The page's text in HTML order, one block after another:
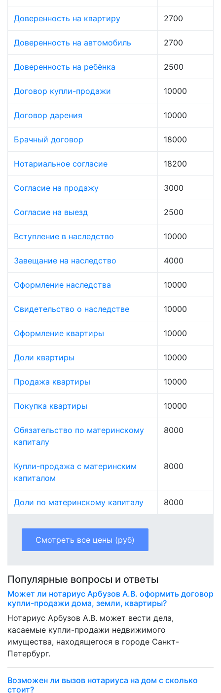
Доверенность на квартиру 2700
Доверенность на автомобиль 2700
Доверенность на ребёнка 2500
Договор купли-продажи 10000
Договор дарения 10000
Брачный договор 18000
Нотариальное согласие 18200
Согласие на продажу 3000
Согласие на выезд 2500
Вступление в наследство 10000
Завещание на наследство 4000
Оформление наследства 10000
Свидетельство о наследстве 10000
Оформление квартиры 10000
Доли квартиры 10000
Продажа квартиры 10000
Покупка квартиры 10000
Обязательство по материнскому
капиталу
8000
Купли-продажа с материнским
капиталом
8000
Доли по материнскому капиталу 8000
Смотреть все цены (руб)
Популярные вопросы и ответы
Может ли нотариус Арбузов А.В. оформить договор
купли-продажи дома, земли, квартиры?
Нотариус Арбузов А.В. может вести дела,
касаемые купли-продажи недвижимого
имущества, находящегося в городе Санкт-
Петербург.
Возможен ли вызов нотариуса на дом с сколько
стоит?